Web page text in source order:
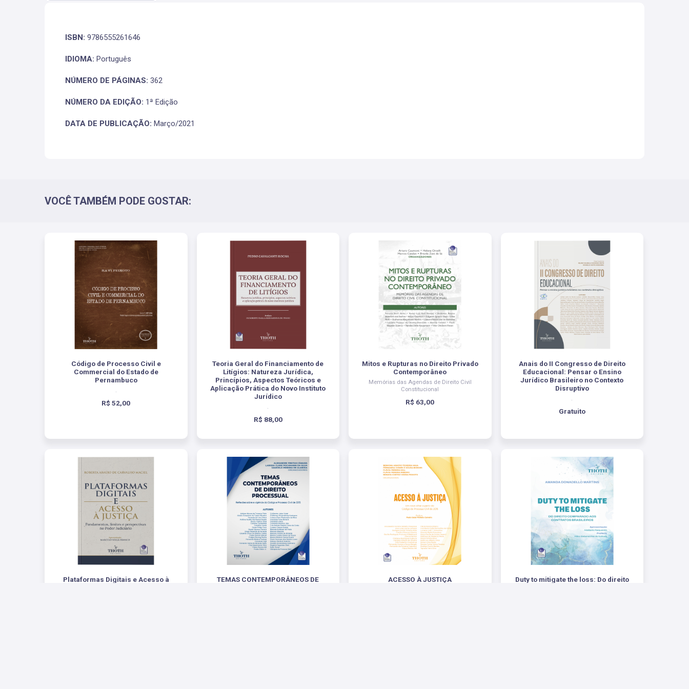
ISBN: 9786555261646
IDIOMA: Português
NÚMERO DE PÁGINAS: 362
NÚMERO DA EDIÇÃO: 1ª Edição
DATA DE PUBLICAÇÃO: Março/2021
VOCÊ TAMBÉM PODE GOSTAR:
Código de Processo Civil e
Commercial do Estado de
Pernambuco
R$ 52,00
Teoria Geral do Financiamento de
Litígios: Natureza Jurídica,
Princípios, Aspectos Teóricos e
Aplicação Prática do Novo Instituto
Jurídico
R$ 88,00
Mitos e Rupturas no Direito Privado
Contemporâneo
Memórias das Agendas de Direito Civil
Constitucional
R$ 63,00
Anais do II Congresso de Direito
Educacional: Pensar o Ensino
Jurídico Brasileiro no Contexto
Disruptivo
Gratuito
Plataformas Digitais e Acesso à
TEMAS CONTEMPORÂNEOS DE
ACESSO À JUSTIÇA
Duty to mitigate the loss: Do direito